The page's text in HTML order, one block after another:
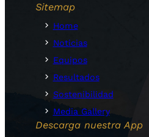
Sitemap
Home
Noticias
Equipos
Resultados
Sostenibilidad
Media Gallery
Descarga nuestra App